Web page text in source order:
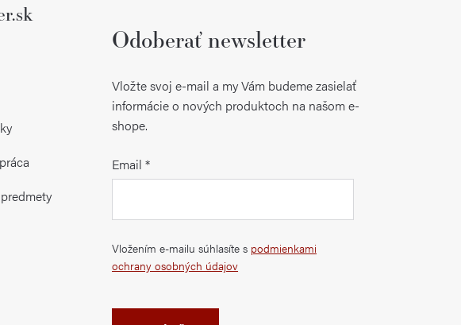
Odoberať newsletter
Vložte svoj e-mail a my Vám budeme zasielať
informácie o nových produktoch na našom e-
shope.
Email
Vložením e-mailu súhlasíte s podmienkami
ochrany osobných údajov